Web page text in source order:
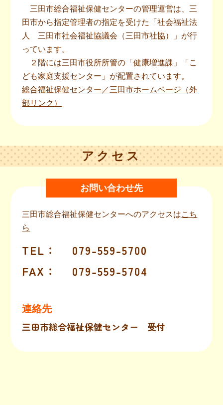
三田市総合福祉保健センターの管理運営は、三
田市から指定管理者の指定を受けた「社会福祉法
人 三田市社会福祉協議会（三田市社協）」が行
っています。
２階には三田市役所所管の「健康増進課」「こ
ども家庭支援センター」が配置されています。
総合福祉保健センター／三田市ホームページ（外
部リンク）
アクセス
お問い合わせ先
三田市総合福祉保健センターへのアクセスはこち
ら
TEL ：
079-559-5700
FAX ： 079-559-5704
連絡先
三田市総合福祉保健センター 受付